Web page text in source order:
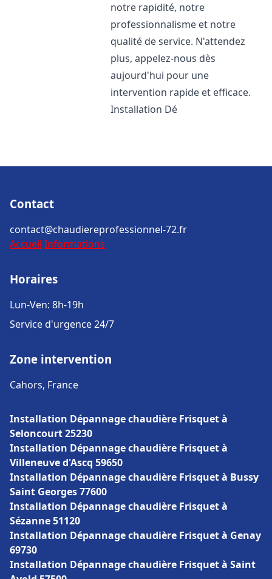
notre rapidité, notre
professionnalisme et notre
qualité de service. N'attendez
plus, appelez-nous dès
aujourd'hui pour une
intervention rapide et efficace.
Installation Dé
Contact
contact@chaudiereprofessionnel-72.fr
Accueil Informations
Horaires
Lun-Ven: 8h-19h
Service d'urgence 24/7
Zone intervention
Cahors, France
Installation Dépannage chaudière Frisquet à
Seloncourt 25230
Installation Dépannage chaudière Frisquet à
Villeneuve d'Ascq 59650
Installation Dépannage chaudière Frisquet à Bussy
Saint Georges 77600
Installation Dépannage chaudière Frisquet à
Sézanne 51120
Installation Dépannage chaudière Frisquet à Genay
69730
Installation Dépannage chaudière Frisquet à Saint